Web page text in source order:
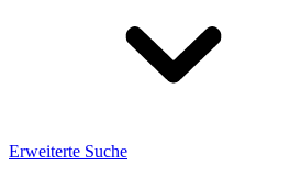
Erweiterte Suche